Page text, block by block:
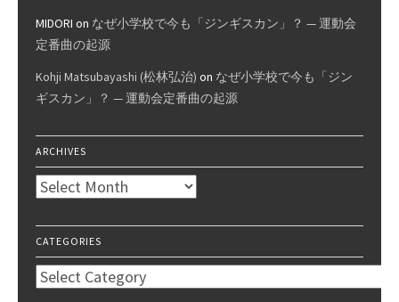
MIDORI on なぜ小学校で今も「ジンギスカン」？ — 運動会
定番曲の起源
Kohji Matsubayashi (松林弘治) on なぜ小学校で今も「ジン
ギスカン」？ — 運動会定番曲の起源
ARCHIVES
Archives
CATEGORIES
Categories